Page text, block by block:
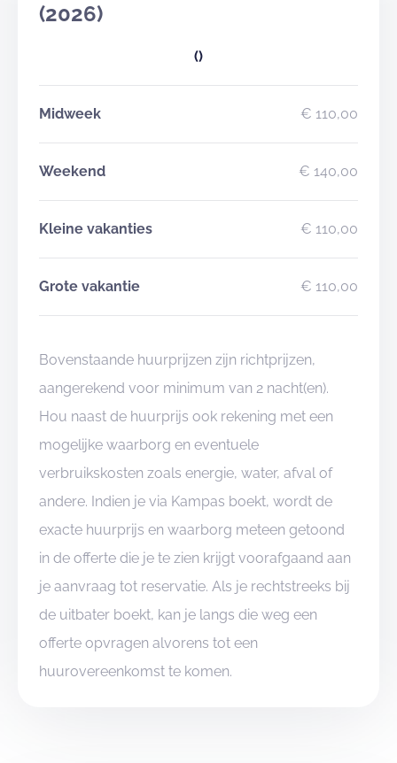
(2026)
()
Midweek € 110,00
Weekend € 140,00
Kleine vakanties € 110,00
Grote vakantie € 110,00
Bovenstaande huurprijzen zijn richtprijzen,
aangerekend voor minimum van 2 nacht(en).
Hou naast de huurprijs ook rekening met een
mogelijke waarborg en eventuele
verbruikskosten zoals energie, water, afval of
andere. Indien je via Kampas boekt, wordt de
exacte huurprijs en waarborg meteen getoond
in de offerte die je te zien krijgt voorafgaand aan
je aanvraag tot reservatie. Als je rechtstreeks bij
de uitbater boekt, kan je langs die weg een
offerte opvragen alvorens tot een
huurovereenkomst te komen.